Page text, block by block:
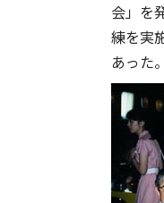
会」を
練を実
あった。